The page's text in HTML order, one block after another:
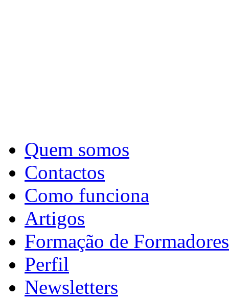
Quem somos
Contactos
Como funciona
Artigos
Formação de Formadores
Perfil
Newsletters